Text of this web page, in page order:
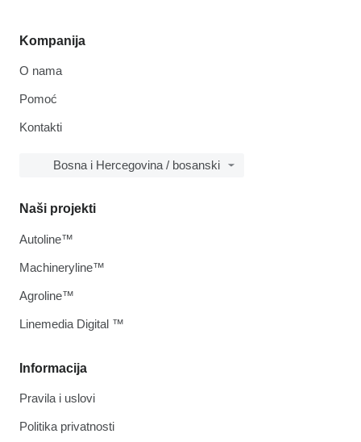
Kompanija
O nama
Pomoć
Kontakti
Bosna i Hercegovina / bosanski
Informacija
Pravila i uslovi
Politika privatnosti
Naši projekti
Autoline™
Machineryline™
Agroline™
Linemedia Digital ™